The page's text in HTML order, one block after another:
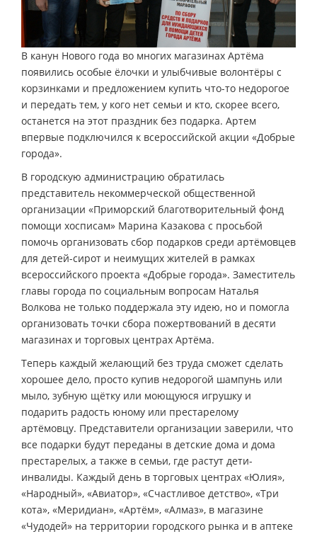
В канун Нового года во многих магазинах Артёма
появились особые ёлочки и улыбчивые волонтёры с
корзинками и предложением купить что-то недорогое
и передать тем, у кого нет семьи и кто, скорее всего,
останется на этот праздник без подарка. Артем
впервые подключился к всероссийской акции «Добрые
города».
В городскую администрацию обратилась
представитель некоммерческой общественной
организации «Приморский благотворительный фонд
помощи хосписам» Марина Казакова с просьбой
помочь организовать сбор подарков среди артёмовцев
для детей-сирот и неимущих жителей в рамках
всероссийского проекта «Добрые города». Заместитель
главы города по социальным вопросам Наталья
Волкова не только поддержала эту идею, но и помогла
организовать точки сбора пожертвований в десяти
магазинах и торговых центрах Артёма.
Теперь каждый желающий без труда сможет сделать
хорошее дело, просто купив недорогой шампунь или
мыло, зубную щётку или моющуюся игрушку и
подарить радость юному или престарелому
артёмовцу. Представители организации заверили, что
все подарки будут переданы в детские дома и дома
престарелых, а также в семьи, где растут дети-
инвалиды. Каждый день в торговых центрах «Юлия»,
«Народный», «Авиатор», «Счастливое детство», «Три
кота», «Меридиан», «Артём», «Алмаз», в магазине
«Чудодей» на территории городского рынка и в аптеке